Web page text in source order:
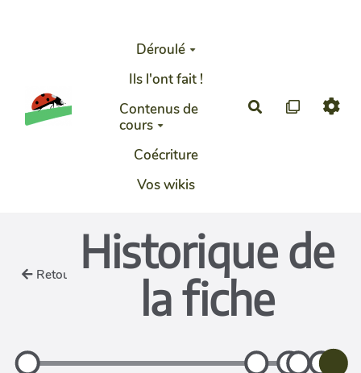
Déroulé
Ils l'ont fait !
Contenus de
cours
Coécriture
Vos wikis
Rechercher
Retour
Historique de
la fiche